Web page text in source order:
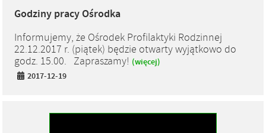
Godziny pracy Ośrodka
Informujemy, że Ośrodek Profilaktyki Rodzinnej
22.12.2017 r. (piątek) będzie otwarty wyjątkowo do
godz. 15.00. Zapraszamy! (więcej)
2017-12-19